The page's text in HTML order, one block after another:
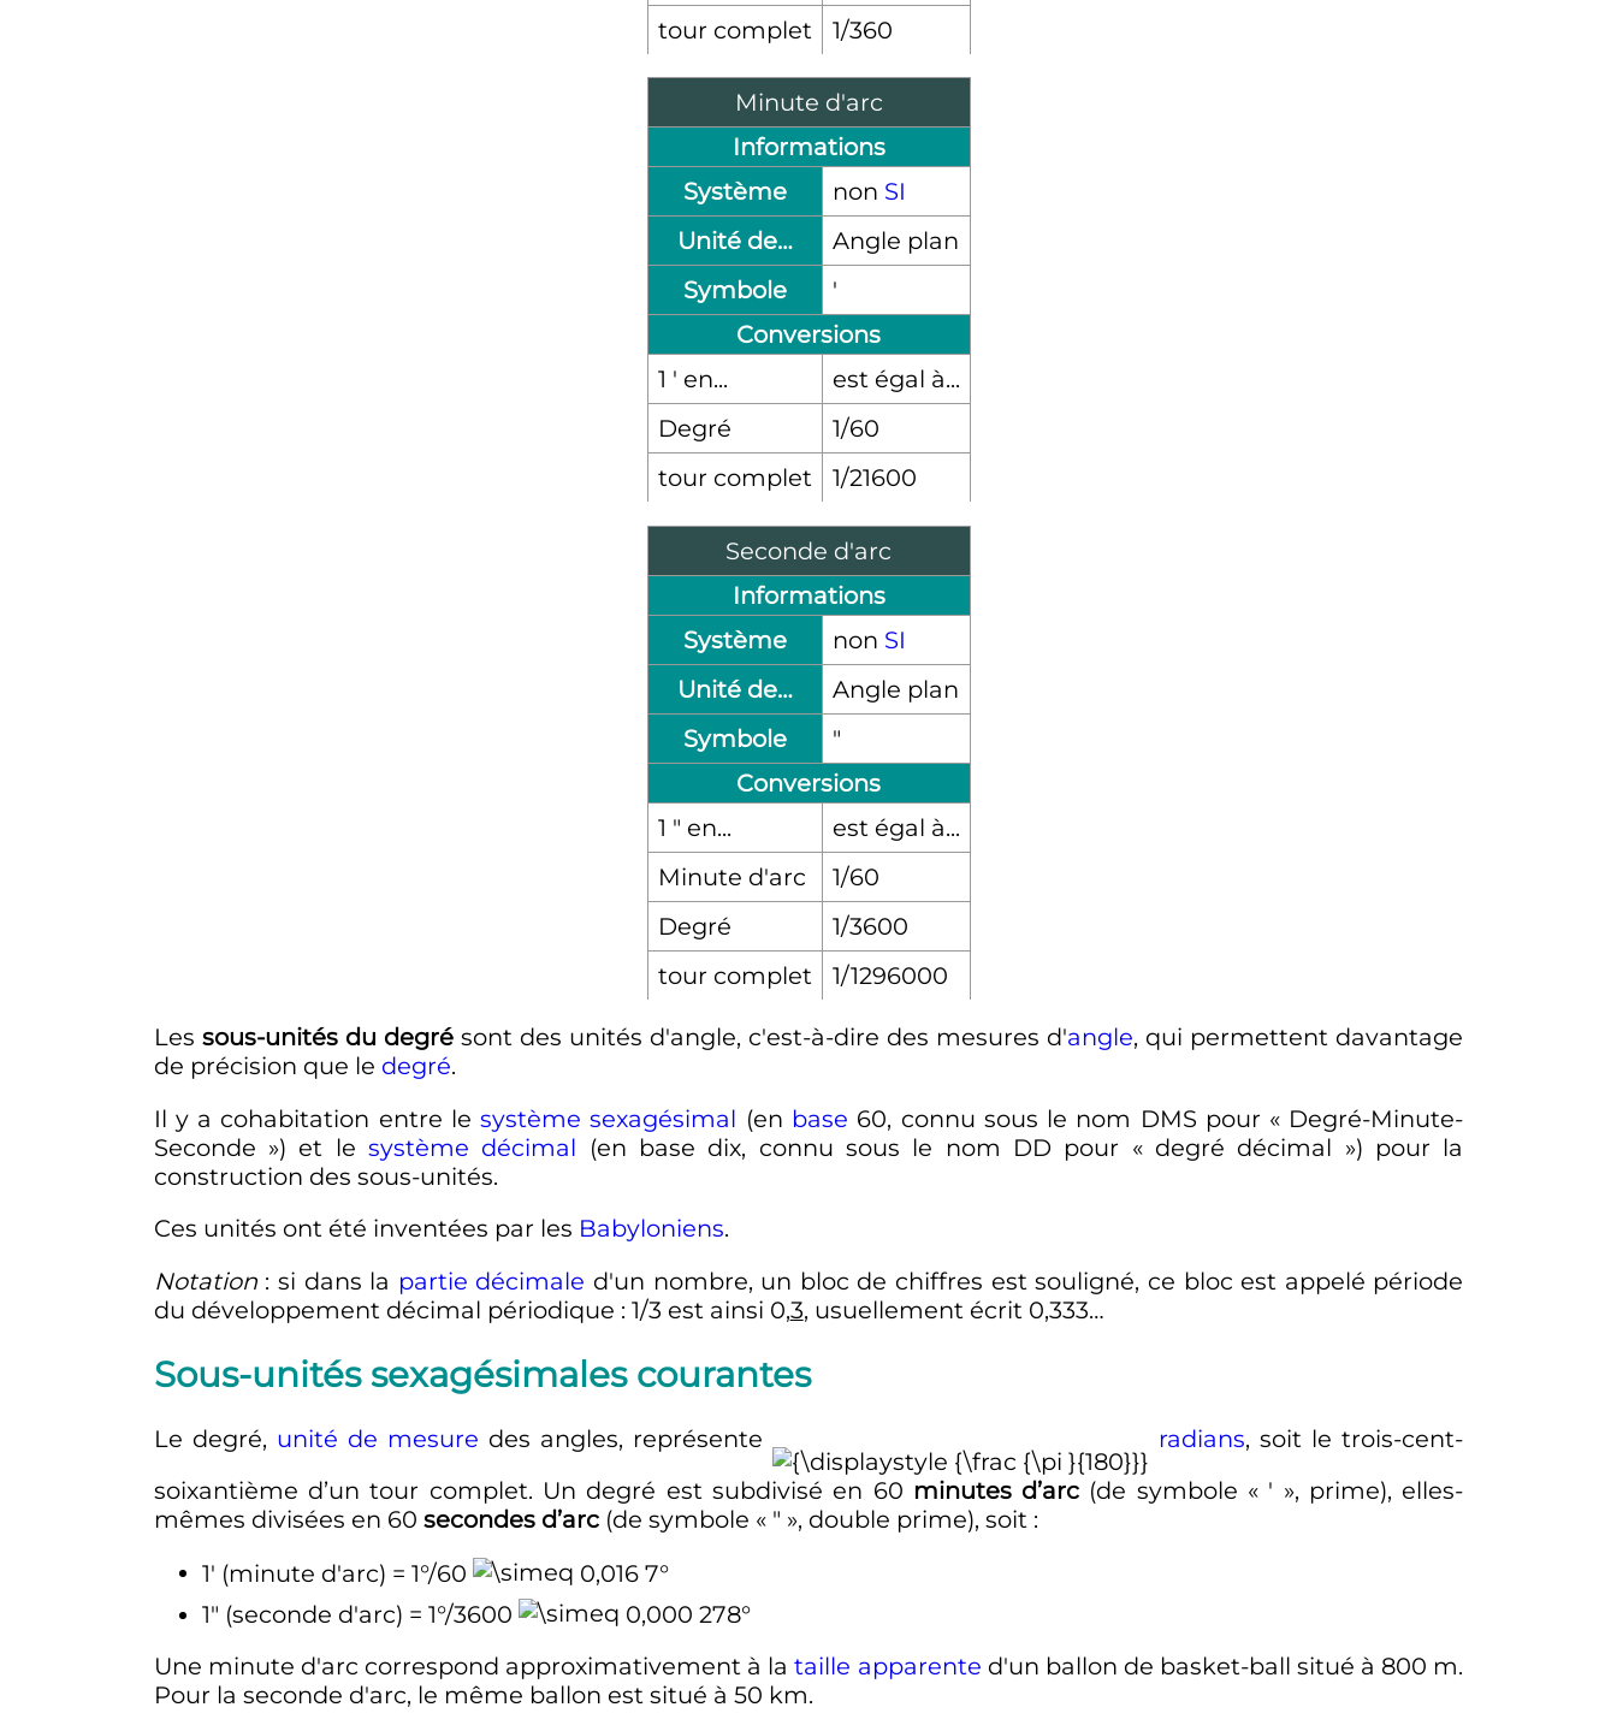
tour complet
1/360
Minute d'arc
Informations
Système
non SI
Unité de…
Angle plan
Symbole
′
Conversions
1 ′ en...
est égal à...
Degré
1/60
tour complet
1/21600
Seconde d'arc
Informations
Système
non SI
Unité de…
Angle plan
Symbole
″
Conversions
1 ″ en...
est égal à...
Minute d'arc
1/60
Degré
1/3600
tour complet
1/1296000
Les sous-unités du degrésont des unités d'angle, c'est-à-dire des mesures d'angle, qui permettent davantage
de précision que le degré.
Il y a cohabitation entre lesystème sexagésimal (en base 60, connu sous le nom DMS pour « Degré-Minute-
Seconde ») et lesystème décimal (en base dix, connu sous le nom DD pour « degré décimal ») pour la
construction des sous-unités.
Ces unités ont été inventées par les Babyloniens.
Notation : si dans la partie décimale d'un nombre, un bloc de chiffres est souligné, ce bloc est appelé période
du développement décimal périodique : 1/3 est ainsi 0,3, usuellement écrit 0,333…
Sous-unités sexagésimales courantes
Le degré, unité de mesure des angles, représente radians, soit le trois-cent-
soixantième d’un tour complet. Un degré est subdivisé en 60 minutes d’arc (de symbole « ′ », prime), elles-
mêmes divisées en 60 secondes d’arc(de symbole « ″ », double prime), soit :
1′ (minute d'arc) = 1°/60
0,016 7°
1″ (seconde d'arc) = 1°/3600
0,000 278°
Une minute d'arc correspond approximativement à lataille apparente d'un ballon de basket-ball situé à 800 m.
Pour la seconde d'arc, le même ballon est situé à 50 km.